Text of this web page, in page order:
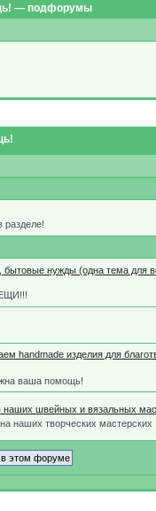
— подфорумы
разделе!
бытовые нужды (одна тема для
handmade изделия для
ваша помощь!
швейных и вязальных
наших творческих мастерских